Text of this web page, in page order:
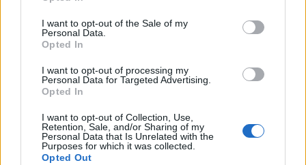
I want to opt-out of the Sale of my
Personal Data.
Opted In
I want to opt-out of processing my
Personal Data for Targeted Advertising.
Opted In
I want to opt-out of Collection, Use,
Retention, Sale, and/or Sharing of my
Personal Data that Is Unrelated with the
Purposes for which it was collected.
Opted Out
laitataklauksesta
hakemaan
LIITTYVÄT ARTIKKELIT LISÄÄ TEKIJÄLTÄ
Aleksander Barkov tekee paluun
kaukaloon